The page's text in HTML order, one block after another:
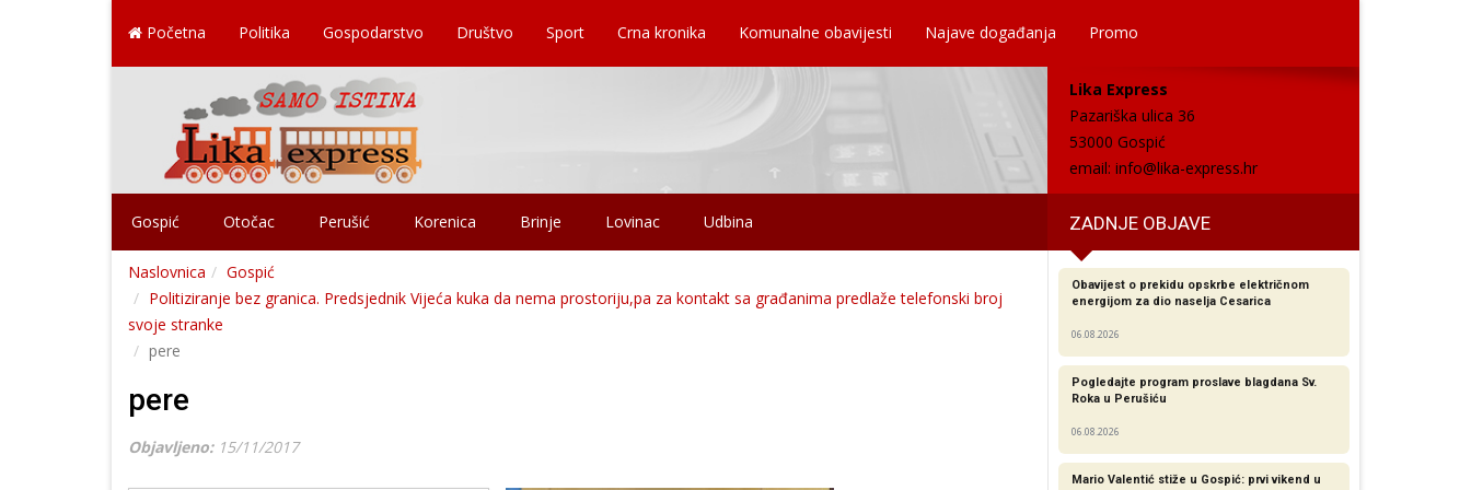
Početna Politika Gospodarstvo Društvo Sport Crna kronika Komunalne obavijesti Najave događanja Promo
Lika Express
Pazariška ulica 36
53000 Gospić
email: info@lika-express.hr
Gospić Otočac Perušić Korenica Brinje Lovinac Udbina ZADNJE OBJAVE
Naslovnica
Gospić
Politiziranje bez granica. Predsjednik Vijeća kuka da nema prostoriju,pa za kontakt sa građanima predlaže telefonski broj
svoje stranke
pere
pere
Objavljeno: 15/11/2017
Obavijest o prekidu opskrbe električnom
energijom za dio naselja Cesarica
06.08.2026
Pogledajte program proslave blagdana Sv.
Roka u Perušiću
06.08.2026
Mario Valentić stiže u Gospić: prvi vikend u